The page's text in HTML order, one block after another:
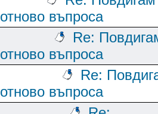
отново въпроса
Re:
отново въпроса
Re:
отново въпроса